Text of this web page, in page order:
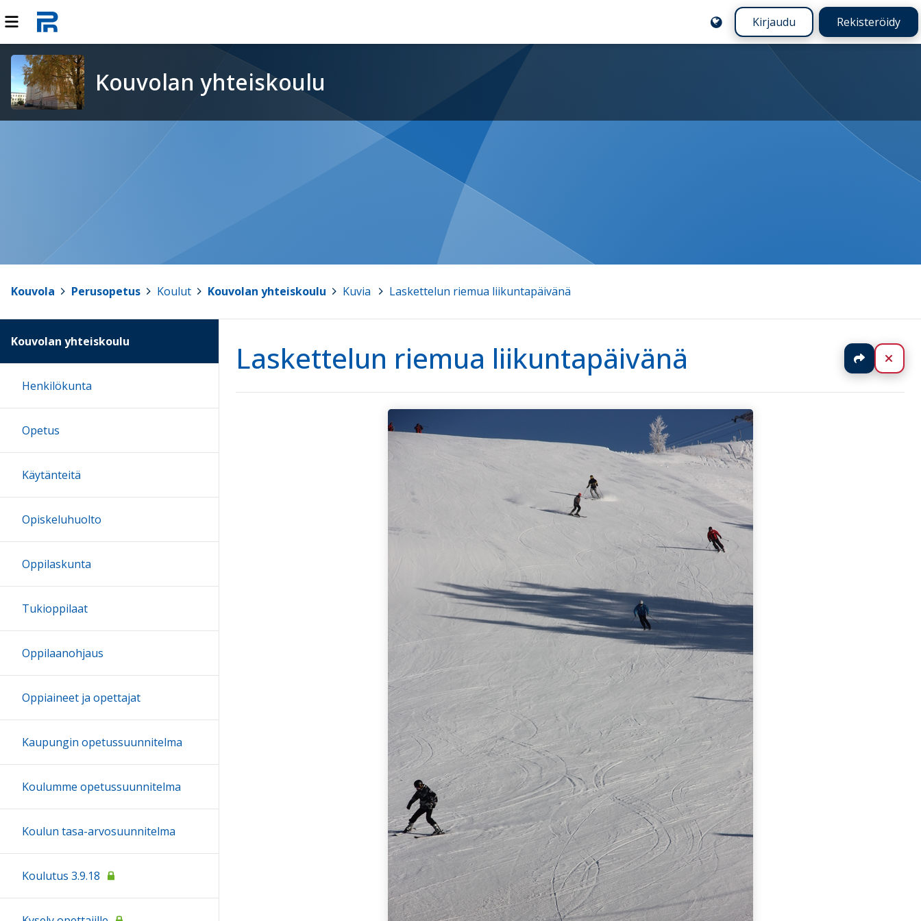
Kirjaudu Rekisteröidy
Kouvolan yhteiskoulu
Kouvola Perusopetus Koulut Kouvolan yhteiskoulu Kuvia Laskettelun riemua liikuntapäivänä
Laskettelun riemua liikuntapäivänä Jaa
Kouvolan yhteiskoulu
Henkilökunta
Opetus
Käytänteitä
Opiskeluhuolto
Oppilaskunta
Tukioppilaat
Oppilaanohjaus
Oppiaineet ja opettajat
Kaupungin opetussuunnitelma
Koulumme opetussuunnitelma
Koulun tasa-arvosuunnitelma
Koulutus 3.9.18